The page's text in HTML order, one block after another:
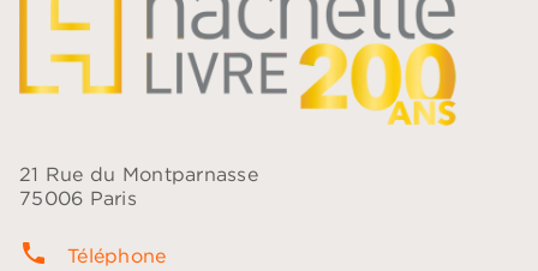
21 Rue du Montparnasse
75006 Paris
phone Téléphone